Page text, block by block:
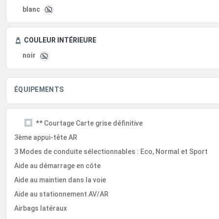
blanc
COULEUR INTÉRIEURE
noir
ÉQUIPEMENTS
** Courtage Carte grise définitive
3ème appui-tête AR
3 Modes de conduite sélectionnables : Eco, Normal et Sport
Aide au démarrage en côte
Aide au maintien dans la voie
Aide au stationnement AV/AR
Airbags latéraux